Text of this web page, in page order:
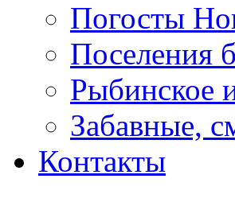
Погосты
Поселения
Рыбинское
Забавные,
Контакты